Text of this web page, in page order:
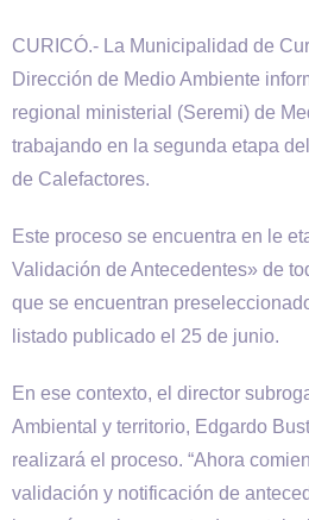
CURICÓ.- La Municipalidad de
Dirección de Medio Ambiente
regional ministerial (Seremi) de
trabajando en la segunda etapa
de Calefactores.
Este proceso se encuentra en le
Validación de Antecedentes» de
que se encuentran
listado publicado el 25 de junio.
En ese contexto, el director
Ambiental y territorio, Edgardo
realizará el proceso. “Ahora
validación y notificación de